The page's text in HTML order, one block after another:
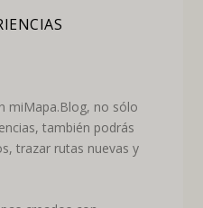
miMapa.Blog, no sólo
también podrás
trazar rutas nuevas y